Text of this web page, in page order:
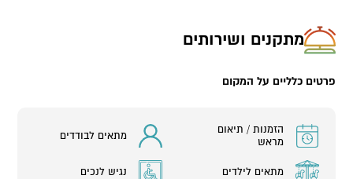
מתקנים ושירותים
פרטים כלליים על המקום
הזמנות / תיאום
מראש
מתאים לבודדים
מתאים לילדים נגיש לנכים